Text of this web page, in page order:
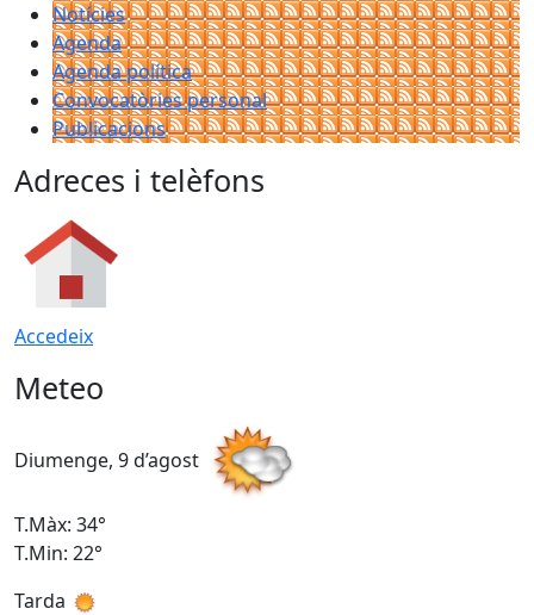
Notícies
Agenda
Agenda política
Convocatòries personal
Publicacions
Adreces i telèfons
Accedeix
Meteo
Diumenge, 9 d’agost
T.Màx: 34°
T.Min: 22°
Tarda